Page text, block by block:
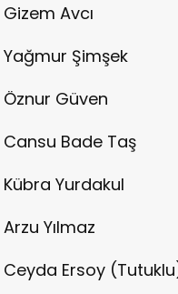
Gizem Avcı
Yağmur Şimşek
Öznur Güven
Cansu Bade Taş
Kübra Yurdakul
Arzu Yılmaz
Ceyda Ersoy